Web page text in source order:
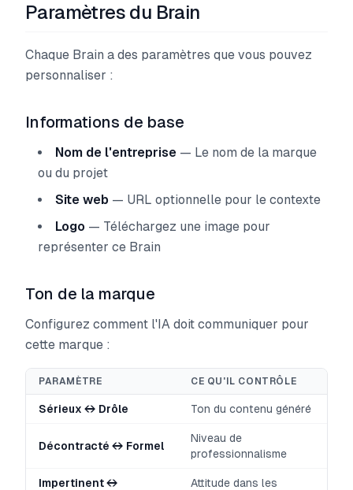
Paramètres du Brain
Chaque Brain a des paramètres que vous pouvez
personnaliser :
Informations de base
Nom de l'entreprise — Le nom de la marque
ou du projet
Site web — URL optionnelle pour le contexte
Logo — Téléchargez une image pour
représenter ce Brain
Ton de la marque
Configurez comment l'IA doit communiquer pour
cette marque :
PARAMÈTRE CE QU'IL CONTRÔLE
Sérieux ↔ Drôle Ton du contenu généré
Décontracté ↔ Formel
Niveau de
professionnalisme
Impertinent ↔ Attitude dans les